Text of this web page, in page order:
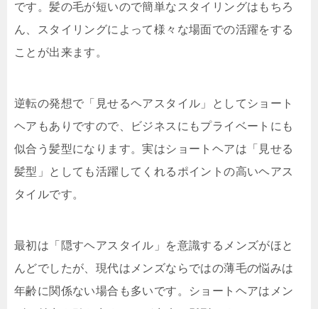
です。髪の毛が短いので簡単なスタイリングはもちろ
ん、スタイリングによって様々な場面での活躍をする
ことが出来ます。
逆転の発想で「見せるヘアスタイル」としてショート
ヘアもありですので、ビジネスにもプライベートにも
似合う髪型になります。実はショートヘアは「見せる
髪型」としても活躍してくれるポイントの高いヘアス
タイルです。
最初は「隠すヘアスタイル」を意識するメンズがほと
んどでしたが、現代はメンズならではの薄毛の悩みは
年齢に関係ない場合も多いです。ショートヘアはメン